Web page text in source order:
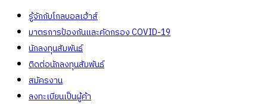
รู้จักกับโกลบอลเฮ้าส์
มาตรการป้องกันและคัดกรอง COVID-19
นักลงทุนสัมพันธ์
ติดต่อนักลงทุนสัมพันธ์
สมัครงาน
ลงทะเบียนเป็นผู้ค้า